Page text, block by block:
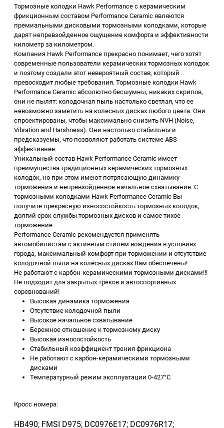
Тормозные колодки Hawk Performance с керамическим
фрикционным составом Performance Ceramic являются
премиальными дисковыми тормозными колодками, которые
дарят непревзойденное ощущение комфорта и эффективности
километр за километром.
Компания Hawk Performance прекрасно понимает, чего хотят
современные пользователи керамических тормозных колодок
и поэтому создали этот невероятный состав, который
превосходит любые требования. Тормозные колодки Hawk
Performance Ceramic абсолютно бесшумны, никаких скрипов,
они не пылят: колодочная пыль настолько светлая, что ее
невозможно заметить на колесных дисках любого цвета. Они
спроектированы, чтобы максимально снизить NVH (Noise,
Vibration and Harshness). Они настолько стабильны и
предсказуемы, что позволяют работать системе ABS
эффективнее.
Уникальный состав Hawk Performance Ceramic имеет
преимущества традиционных керамических тормозных
колодок, но при этом имеют потрясающую динамику
торможения и непревзойденное начальное схватывание. С
тормозными колодками Hawk Performance Ceramic Вы
получите прекрасную износостойкость тормозных колодок,
долгий срок службы тормозных дисков и самое тихое
торможение.
Performance Ceramic рекомендуется применять
автомобилистам с активным стилем вождения в условиях
города, максимальный комфорт при торможении и отсутствие
колодочной пыли на колёсных дисках Вам обеспечены!
Не работают с карбон-керамическими тормозными дисками!!!
Не подходит для закрытых треков и автоспортивных
соревнований!
Высокая динамика торможения
Отсутствие колодочной пыли
Высокое начальное схватывание
Бережное отношение к тормозному диску
Высокая износостойкость
Стабильный коэффициент трения фрикциона
Не работают с карбон-керамическими тормозными
дисками
Температурный режим эксплуатации 0-427°C
Кросс номера:
HB490; FMSI D975; DC0976E17; DC0976R17;